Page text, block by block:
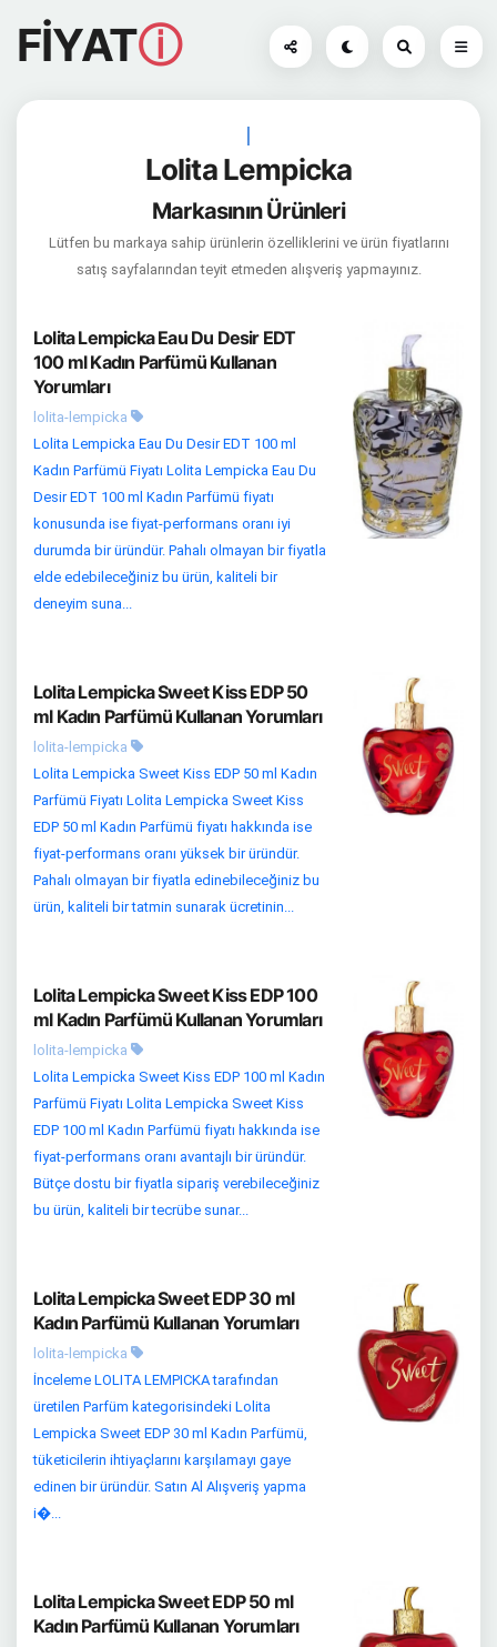
FİYATⓘ
|
Lolita Lempicka
Markasının Ürünleri
Lütfen bu markaya sahip ürünlerin özelliklerini ve ürün fiyatlarını
satış sayfalarından teyit etmeden alışveriş yapmayınız.
Lolita Lempicka Eau Du Desir EDT
100 ml Kadın Parfümü Kullanan
Yorumları
lolita-lempicka
Lolita Lempicka Eau Du Desir EDT 100 ml
Kadın Parfümü Fiyatı Lolita Lempicka Eau Du
Desir EDT 100 ml Kadın Parfümü fiyatı
konusunda ise fiyat-performans oranı iyi
durumda bir üründür. Pahalı olmayan bir fiyatla
elde edebileceğiniz bu ürün, kaliteli bir
deneyim suna...
Lolita Lempicka Sweet Kiss EDP 50
ml Kadın Parfümü Kullanan Yorumları
lolita-lempicka
Lolita Lempicka Sweet Kiss EDP 50 ml Kadın
Parfümü Fiyatı Lolita Lempicka Sweet Kiss
EDP 50 ml Kadın Parfümü fiyatı hakkında ise
fiyat-performans oranı yüksek bir üründür.
Pahalı olmayan bir fiyatla edinebileceğiniz bu
ürün, kaliteli bir tatmin sunarak ücretinin...
Lolita Lempicka Sweet Kiss EDP 100
ml Kadın Parfümü Kullanan Yorumları
lolita-lempicka
Lolita Lempicka Sweet Kiss EDP 100 ml Kadın
Parfümü Fiyatı Lolita Lempicka Sweet Kiss
EDP 100 ml Kadın Parfümü fiyatı hakkında ise
fiyat-performans oranı avantajlı bir üründür.
Bütçe dostu bir fiyatla sipariş verebileceğiniz
bu ürün, kaliteli bir tecrübe sunar...
Lolita Lempicka Sweet EDP 30 ml
Kadın Parfümü Kullanan Yorumları
lolita-lempicka
İnceleme LOLITA LEMPICKA tarafından
üretilen Parfüm kategorisindeki Lolita
Lempicka Sweet EDP 30 ml Kadın Parfümü,
tüketicilerin ihtiyaçlarını karşılamayı gaye
edinen bir üründür. Satın Al Alışveriş yapma
i�...
Lolita Lempicka Sweet EDP 50 ml
Kadın Parfümü Kullanan Yorumları